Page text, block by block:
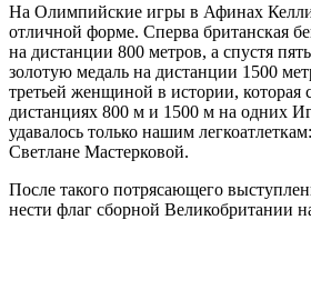
На Олимпийские игры в Афинах
отличной форме. Сперва британская
на дистанции 800 метров, а спустя
золотую медаль на дистанции 1500
третьей женщиной в истории, которая
дистанциях 800 м и 1500 м на одних
удавалось только нашим
Светлане Мастерковой.
После такого потрясающего
нести флаг сборной Великобритании